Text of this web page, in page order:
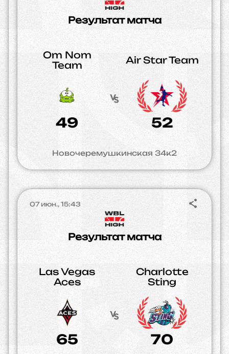
Результат матча
Om Nom
Team
49
Air Star Team
52
Новочеремушкинская 34к2
07 июн., 15:43
Результат матча
Las Vegas
Aces
65
Charlotte
Sting
70